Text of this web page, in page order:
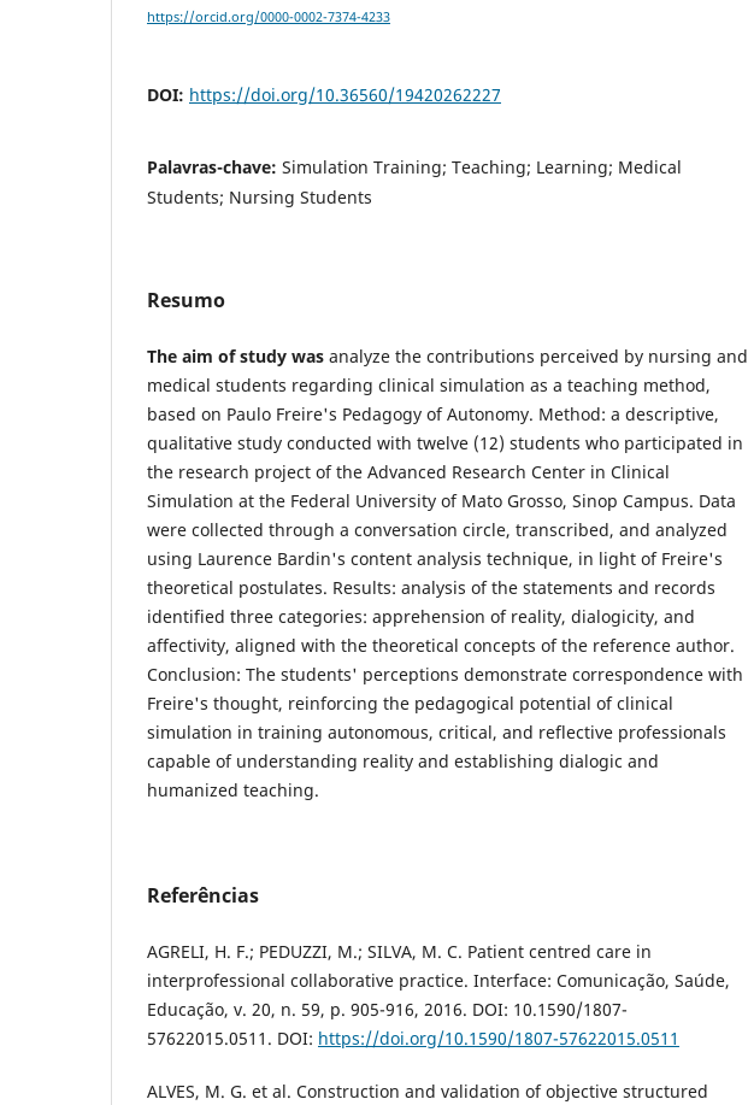
https://orcid.org/0000-0002-7374-4233
DOI: https://doi.org/10.36560/19420262227
Palavras-chave: Simulation Training; Teaching; Learning; Medical
Students; Nursing Students
Resumo
The aim of study was analyze the contributions perceived by nursing and
medical students regarding clinical simulation as a teaching method,
based on Paulo Freire's Pedagogy of Autonomy. Method: a descriptive,
qualitative study conducted with twelve (12) students who participated in
the research project of the Advanced Research Center in Clinical
Simulation at the Federal University of Mato Grosso, Sinop Campus. Data
were collected through a conversation circle, transcribed, and analyzed
using Laurence Bardin's content analysis technique, in light of Freire's
theoretical postulates. Results: analysis of the statements and records
identified three categories: apprehension of reality, dialogicity, and
affectivity, aligned with the theoretical concepts of the reference author.
Conclusion: The students' perceptions demonstrate correspondence with
Freire's thought, reinforcing the pedagogical potential of clinical
simulation in training autonomous, critical, and reflective professionals
capable of understanding reality and establishing dialogic and
humanized teaching.
Referências
AGRELI, H. F.; PEDUZZI, M.; SILVA, M. C. Patient centred care in
interprofessional collaborative practice. Interface: Comunicação, Saúde,
Educação, v. 20, n. 59, p. 905-916, 2016. DOI: 10.1590/1807-
57622015.0511. DOI: https://doi.org/10.1590/1807-57622015.0511
ALVES, M. G. et al. Construction and validation of objective structured